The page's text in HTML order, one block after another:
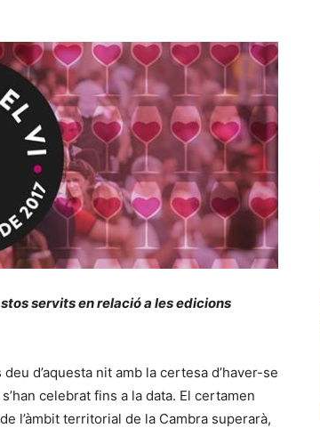
servitsen relació a les edicions
d’aquesta nit amb la certesa d’haver-se
celebrat fins a la data. El certamen
l’àmbit territorial de la Cambra superarà,